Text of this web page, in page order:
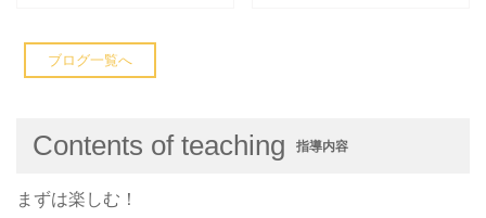
ブログ一覧へ
Contents of teaching 指導内容
まずは楽しむ！